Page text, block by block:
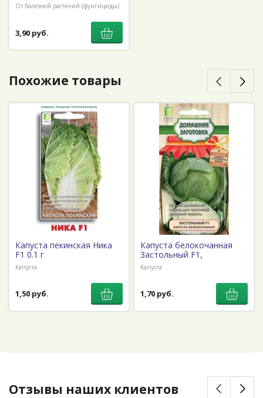
От болезней растений (фунгициды)
3,90 руб.
Похожие товары
Капуста пекинская Ника
F1 0.1 г
Капуста
1,50 руб.
Капуста белокочанная
Застольный F1,
Капуста
1,70 руб.
Отзывы наших клиентов